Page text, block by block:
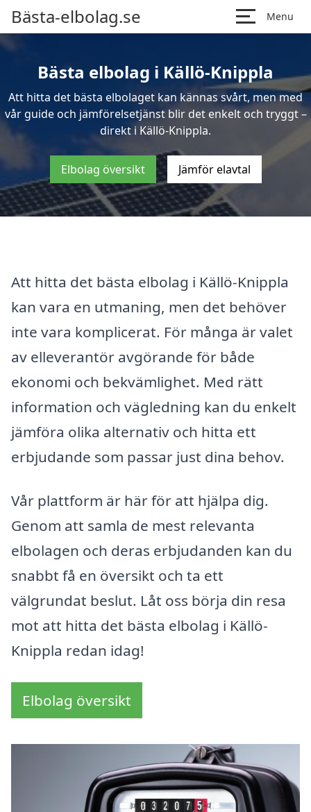
Bästa-elbolag.se Menu
Bästa elbolag i Källö-Knippla
Att hitta det bästa elbolaget kan kännas svårt, men med
vår guide och jämförelsetjänst blir det enkelt och tryggt –
direkt i Källö-Knippla.
Elbolag översikt Jämför elavtal
Att hitta det bästa elbolag i Källö-Knippla
kan vara en utmaning, men det behöver
inte vara komplicerat. För många är valet
av elleverantör avgörande för både
ekonomi och bekvämlighet. Med rätt
information och vägledning kan du enkelt
jämföra olika alternativ och hitta ett
erbjudande som passar just dina behov.
Vår plattform är här för att hjälpa dig.
Genom att samla de mest relevanta
elbolagen och deras erbjudanden kan du
snabbt få en översikt och ta ett
välgrundat beslut. Låt oss börja din resa
mot att hitta det bästa elbolag i Källö-
Knippla redan idag!
Elbolag översikt